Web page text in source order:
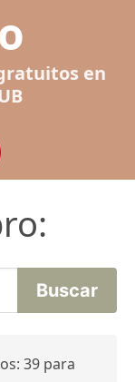
en
39 para